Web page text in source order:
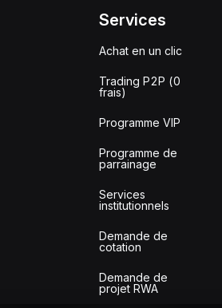
Services
Achat en un clic
Trading P2P (0
frais)
Programme VIP
Programme de
parrainage
Services
institutionnels
Demande de
cotation
Demande de
projet RWA